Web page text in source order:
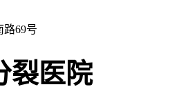
路69号
裂医院